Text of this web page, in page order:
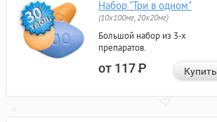
Набор "Три в одном"
(10x100мг, 20x20мг)
Большой набор из 3-х
препаратов.
от 117Р Купить